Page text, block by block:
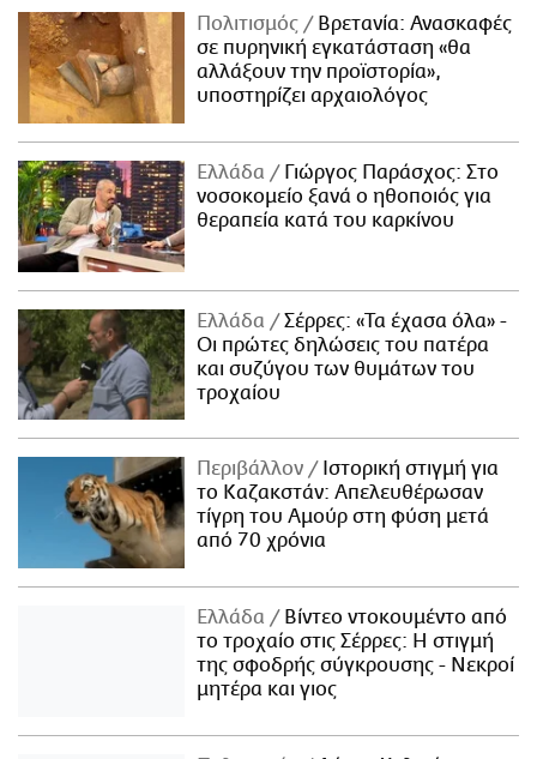
Πολιτισμός
Βρετανία: Ανασκαφές
σε πυρηνική εγκατάσταση «θα
αλλάξουν την προϊστορία»,
υποστηρίζει αρχαιολόγος
Ελλάδα
Γιώργος Παράσχος: Στο
νοσοκομείο ξανά ο ηθοποιός για
θεραπεία κατά του καρκίνου
Ελλάδα
Σέρρες: «Τα έχασα όλα» -
Οι πρώτες δηλώσεις του πατέρα
και συζύγου των θυμάτων του
τροχαίου
Περιβάλλον
Ιστορική στιγμή για
το Καζακστάν: Απελευθέρωσαν
τίγρη του Αμούρ στη φύση μετά
από 70 χρόνια
Ελλάδα
Βίντεο ντοκουμέντο από
το τροχαίο στις Σέρρες: Η στιγμή
της σφοδρής σύγκρουσης - Νεκροί
μητέρα και γιος